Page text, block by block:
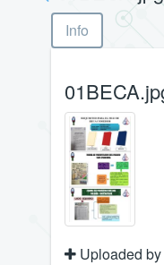
Info
Uploaded by